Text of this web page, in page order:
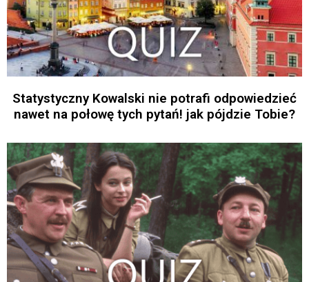
Statystyczny Kowalski nie potrafi odpowiedzieć
nawet na połowę tych pytań! jak pójdzie Tobie?